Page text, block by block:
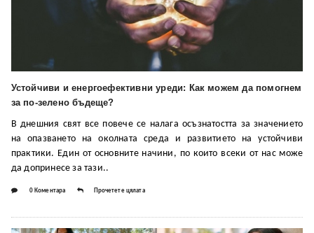
Устойчиви и енергоефективни уреди: Как можем да помогнем
за по-зелено бъдеще?
В днешния свят все повече се налага осъзнатостта за значението
на опазването на околната среда и развитието на устойчиви
практики. Един от основните начини, по които всеки от нас може
да допринесе за тази..
0 Коментара Прочетете цялата